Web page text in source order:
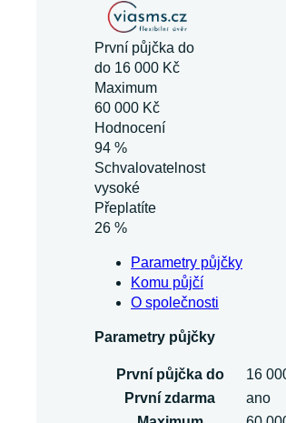
První půjčka do
do 16 000 Kč
Maximum
60 000 Kč
Hodnocení
94 %
Schvalovatelnost
vysoké
Přeplatíte
26 %
Parametry půjčky
Komu půjčí
O společnosti
Parametry půjčky
První půjčka do
16
První zdarma
ano